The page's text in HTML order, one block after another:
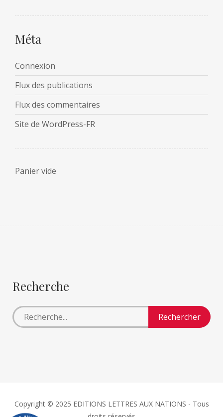
Méta
Connexion
Flux des publications
Flux des commentaires
Site de WordPress-FR
Panier vide
Recherche
Copyright © 2025 EDITIONS LETTRES AUX NATIONS - Tous